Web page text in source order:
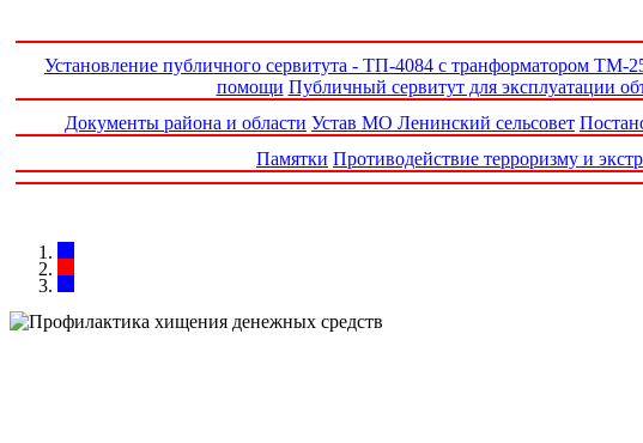
Установление публичного сервитута - ТП-4084 с транформатором
помощи Публичный сервитут для эксплуатации
Документы района и области Устав МО Ленинский сельсовет
Памятки Противодействие терроризму и